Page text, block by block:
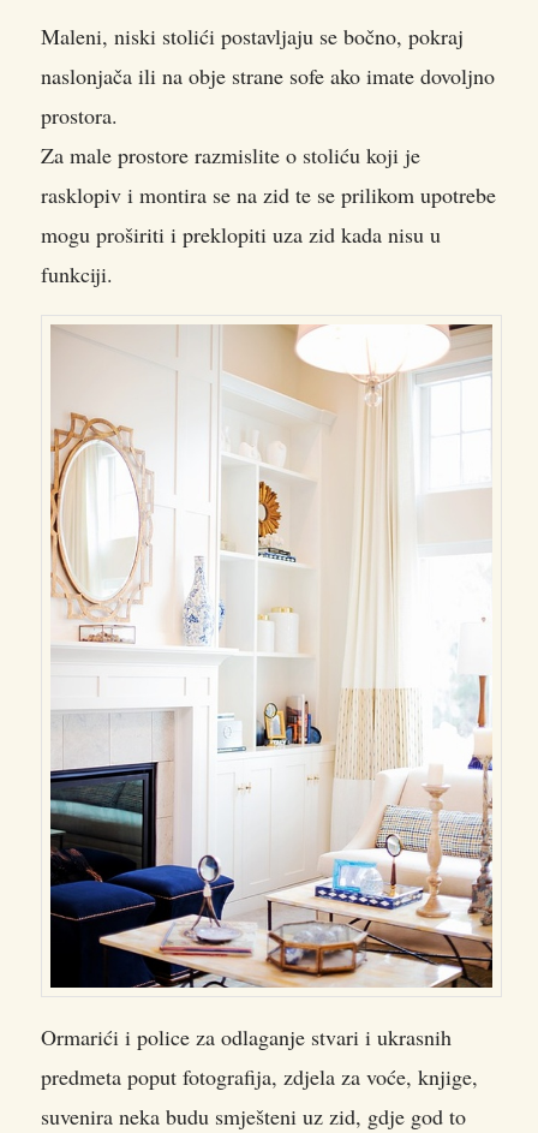
Maleni, niski stolići postavljaju se bočno, pokraj
naslonjača ili na obje strane sofe ako imate dovoljno
prostora.
Za male prostore razmislite o stoliću koji je
rasklopiv i montira se na zid te se prilikom upotrebe
mogu proširiti i preklopiti uza zid kada nisu u
funkciji.
Ormarići i police za odlaganje stvari i ukrasnih
predmeta poput fotografija, zdjela za voće, knjige,
suvenira neka budu smješteni uz zid, gdje god to